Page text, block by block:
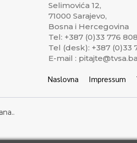
Selimovića 12,
71000 Sarajevo,
Bosna i Hercegovina
Tel: +387 (0)33 776 808
Tel (desk): +387 (0)33
E-mail : pitajte@tvsa.ba
Naslovna Impressum